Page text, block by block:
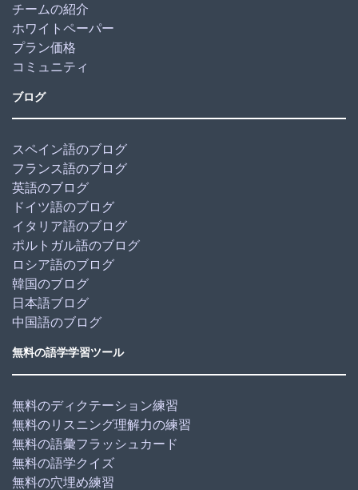
チームの紹介
ホワイトペーパー
プラン価格
コミュニティ
ブログ
スペイン語のブログ
フランス語のブログ
英語のブログ
ドイツ語のブログ
イタリア語のブログ
ポルトガル語のブログ
ロシア語のブログ
韓国のブログ
日本語ブログ
中国語のブログ
無料の語学学習ツール
無料のディクテーション練習
無料のリスニング理解力の練習
無料の語彙フラッシュカード
無料の語学クイズ
無料の穴埋め練習